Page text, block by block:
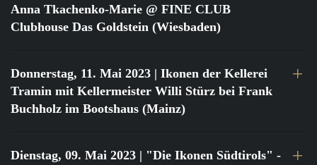
Anna Tkachenko-Marie @ FINE CLUB
Clubhouse Das Goldstein (Wiesbaden)
Donnerstag, 11. Mai 2023 | Ikonen der Kellerei
Tramin mit Kellermeister Willi Stürz bei Frank
Buchholz im Bootshaus (Mainz)
Dienstag, 09. Mai 2023 | "Die Ikonen Südtirols" -